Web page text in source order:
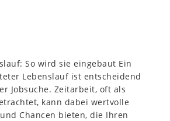
So wird sie eingebaut Ein
Lebenslauf ist entscheidend
Jobsuche. Zeitarbeit, oft als
kann dabei wertvolle
Chancen bieten, die Ihren